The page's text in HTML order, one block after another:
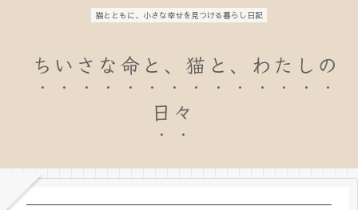
猫とともに、小さな幸せを見つける暮らし日記
ちいさな命と、猫と、わたしの
日々